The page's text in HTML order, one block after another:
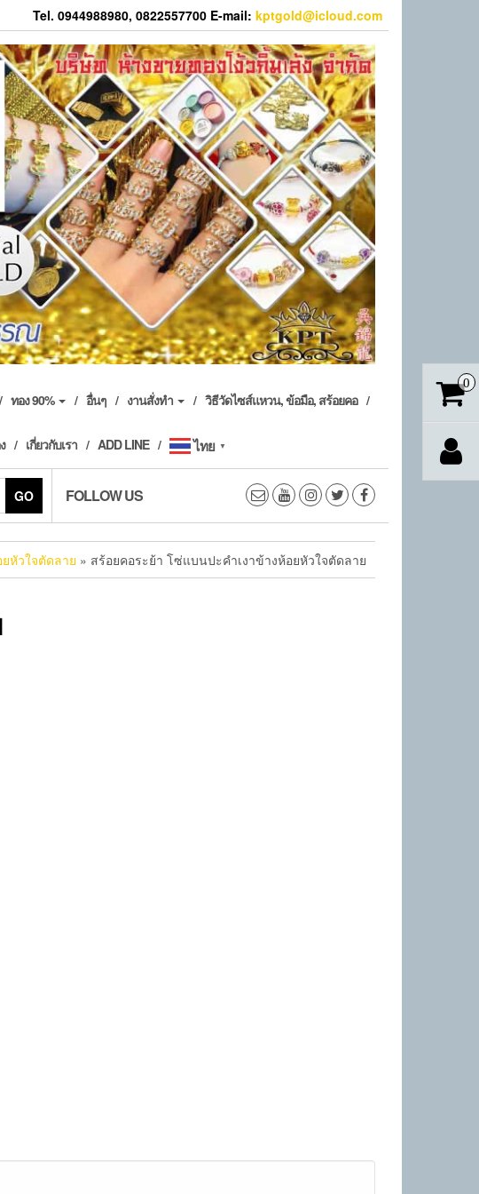
Tel. 0944988980, 0822557700 E-mail: kptgold@icloud.com
ทอง 90% อื่นๆ งานสั่งทำ วิธีวัดไซส์แหวน, ข้อมือ, สร้อยคอ
เกี่ยวกับเรา ADD LINE ไทย ▼
GO FOLLOW US
หัวใจตัดลาย » สร้อยคอระย้า โซ่แบนปะคำเงาข้างห้อยหัวใจตัดลาย
0